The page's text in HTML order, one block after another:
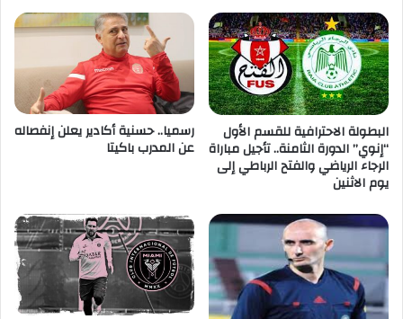
البطولة الاحترافية للقسم الأول
“إنوي” الدورة الثامنة.. تأجيل مباراة
الرجاء الرياضي والفتح الرباطي إلى
يوم الاثنين
رسميا.. حسنية أكادير يعلن إنفصاله
عن المدرب باكيتا